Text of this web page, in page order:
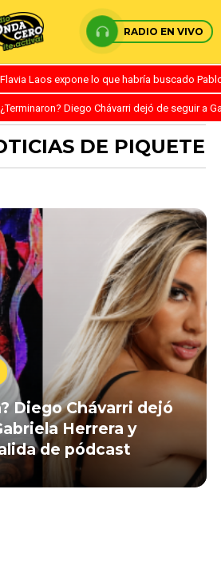
RADIO EN VIVO
Flavia Laos expone lo que habría buscado
¿Terminaron? Diego Chávarri dejó de seguir a
DE PIQUETE
Diego Chávarri dejó
Herrera y
de pódcast